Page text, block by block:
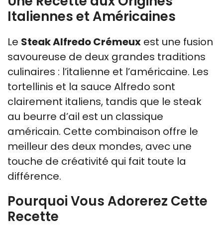
Italiennes et Américaines
Le Steak Alfredo Crémeux est une fusion
savoureuse de deux grandes traditions
culinaires : l’italienne et l’américaine. Les
tortellinis et la sauce Alfredo sont
clairement italiens, tandis que le steak
au beurre d’ail est un classique
américain. Cette combinaison offre le
meilleur des deux mondes, avec une
touche de créativité qui fait toute la
différence.
Pourquoi Vous Adorerez Cette
Recette